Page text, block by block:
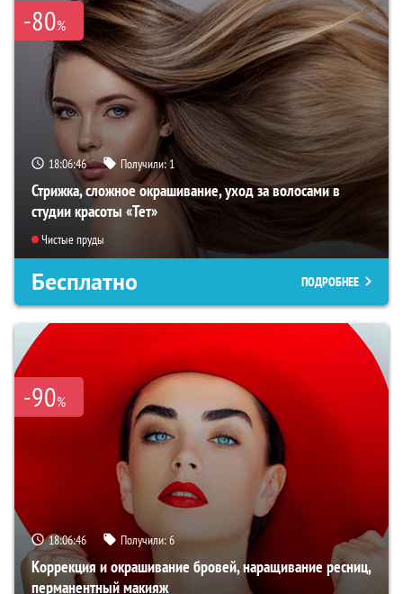
-80%
18:06:45 Получили:1
Стрижка, сложное окрашивание, уход за волосами в
студии красоты «Тет»
Чистые пруды
Бесплатно ПОДРОБНЕЕ
-90%
18:06:45 Получили:6
Коррекция и окрашивание бровей, наращивание ресниц,
перманентный макияж